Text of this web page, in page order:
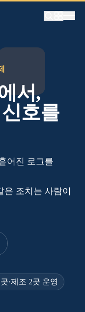
서,
호를
어진 로그를
조치는 사람이
·제조 2곳 운영